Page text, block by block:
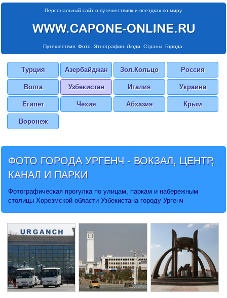
Персональный сайт о путешествиях и поездках по миру
Путешествия. Фото. Этнография. Люди. Страны. Города.
Турция Азербайджан Зол.Кольцо Россия
Волга Узбекистан Италия Украина
Египет Чехия Абхазия Крым
Воронеж
ФОТО ГОРОДА УРГЕНЧ- ВОКЗАЛ, ЦЕНТР,
КАНАЛ И ПАРКИ
Фотографическая прогулка по улицам, паркам и набережным
столицы Хорезмской области Узбекистана городу Ургенч